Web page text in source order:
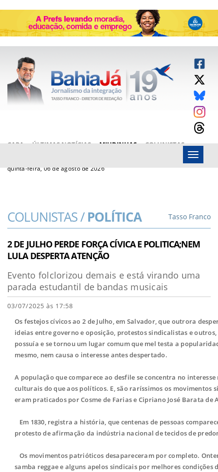
CAPA ÚLTIMAS NOTÍCIAS MIUDINHAS
COLUNISTAS
quinta-feira, 06 de agosto de 2026
Menu
COLUNISTAS /POLÍTICA Tasso Franco
2 DE JULHO PERDE FORÇA CÍVICA E POLITICA;NEM
LULA DESPERTA ATENÇÃO
Evento folclorizou demais e está virando uma
parada estudantil de bandas musicais
03/07/2025 às 17:58
Os festejos cívicos ao 2 de Julho, em Salvador, que outrora
ideias entre governo e oposição, protestos sindicalistas e
possuía e se tornou um lugar comum que mel testa a
mesmo, nem causa o interesse antes despertado.
A população que comparece ao desfile se concentra no
culturais do que aos políticos. E, são raríssimos os movimentos
eram praticados por Cosme de Farias e Cipriano José Barata de
Em 1830, registra a história, que centenas de pessoas
protesto de afirmação da indústria nacional de tecidos de
Os movimentos patrióticos desapareceram por completo.
samba reggae e alguns apelos sindicais por melhores